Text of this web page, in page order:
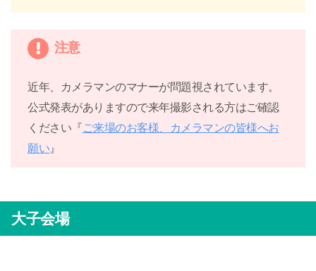
注意
近年、カメラマンのマナーが問題視されています。
公式発表がありますので来年撮影される方はご確認
ください『ご来場のお客様、カメラマンの皆様へお
願い 』
大子会場